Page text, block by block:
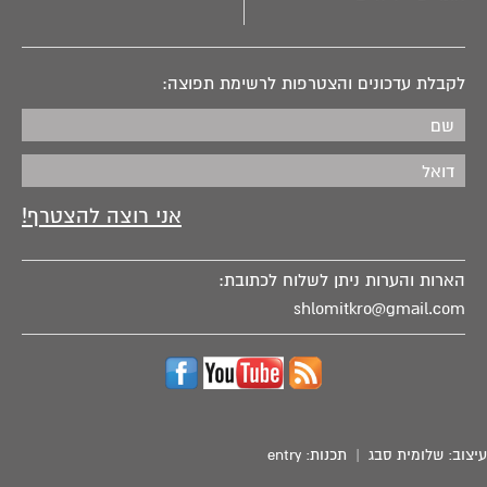
לקבלת עדכונים והצטרפות לרשימת תפוצה:
הארות והערות ניתן לשלוח לכתובת:
shlomitkro@gmail.com
עיצוב: שלומית סבג | תכנות: entry